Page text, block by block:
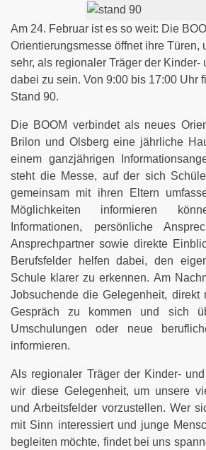
Am 24. Februar ist es so weit: Die
Orientierungsmesse öffnet ihre Türen,
sehr, als regionaler Träger der Kinder-
dabei zu sein. Von 9:00 bis 17:00 Uhr
Stand 90.
Die BOOM verbindet als neues
Brilon und Olsberg eine jährliche
einem ganzjährigen
steht die Messe, auf der sich
gemeinsam mit ihren Eltern
Möglichkeiten informieren
Informationen, persönliche
Ansprechpartner sowie direkte
Berufsfelder helfen dabei, den
Schule klarer zu erkennen. Am
Jobsuchende die Gelegenheit, direkt
Gespräch zu kommen und sich
Umschulungen oder neue
informieren.
Als regionaler Träger der Kinder-
wir diese Gelegenheit, um unsere
und Arbeitsfelder vorzustellen. Wer
mit Sinn interessiert und junge
begleiten möchte, findet bei uns